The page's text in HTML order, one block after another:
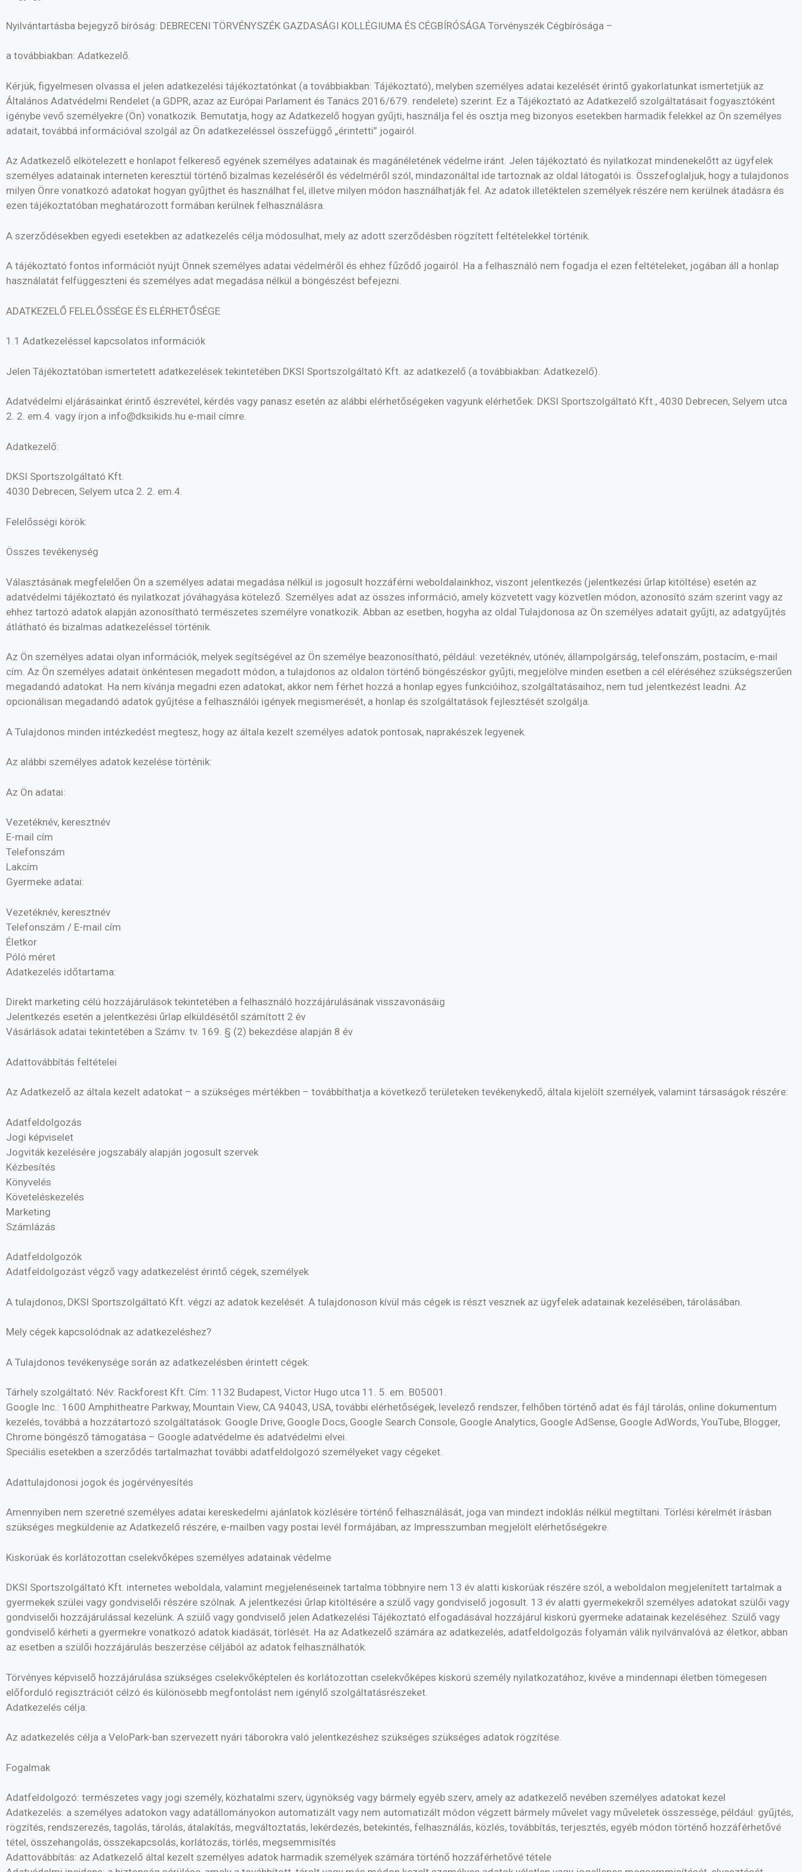
Nyilvántartásba bejegyző bíróság: DEBRECENI TÖRVÉNYSZÉK GAZDASÁGI KOLLÉGIUMA ÉS CÉGBÍRÓSÁGA Törvényszék Cégbírósága –
a továbbiakban: Adatkezelő.
Kérjük, figyelmesen olvassa el jelen adatkezelési tájékoztatónkat (a továbbiakban: Tájékoztató), melyben személyes adatai kezelését érintő gyakorlatunkat ismertetjük az
Általános Adatvédelmi Rendelet (a GDPR, azaz az Európai Parlament és Tanács 2016/679. rendelete) szerint. Ez a Tájékoztató az Adatkezelő szolgáltatásait fogyasztóként
igénybe vevő személyekre (Ön) vonatkozik. Bemutatja, hogy az Adatkezelő hogyan gyűjti, használja fel és osztja meg bizonyos esetekben harmadik felekkel az Ön személyes
adatait, továbbá információval szolgál az Ön adatkezeléssel összefüggő „érintetti” jogairól.
Az Adatkezelő elkötelezett e honlapot felkereső egyének személyes adatainak és magánéletének védelme iránt. Jelen tájékoztató és nyilatkozat mindenekelőtt az ügyfelek
személyes adatainak interneten keresztül történő bizalmas kezeléséről és védelméről szól, mindazonáltal ide tartoznak az oldal látogatói is. Összefoglaljuk, hogy a tulajdonos
milyen Önre vonatkozó adatokat hogyan gyűjthet és használhat fel, illetve milyen módon használhatják fel. Az adatok illetéktelen személyek részére nem kerülnek átadásra és
ezen tájékoztatóban meghatározott formában kerülnek felhasználásra.
A szerződésekben egyedi esetekben az adatkezelés célja módosulhat, mely az adott szerződésben rögzített feltételekkel történik.
A tájékoztató fontos információt nyújt Önnek személyes adatai védelméről és ehhez fűződő jogairól. Ha a felhasználó nem fogadja el ezen feltételeket, jogában áll a honlap
használatát felfüggeszteni és személyes adat megadása nélkül a böngészést befejezni.
ADATKEZELŐ FELELŐSSÉGE ÉS ELÉRHETŐSÉGE
1.1 Adatkezeléssel kapcsolatos információk
Jelen Tájékoztatóban ismertetett adatkezelések tekintetében DKSI Sportszolgáltató Kft. az adatkezelő (a továbbiakban: Adatkezelő).
Adatvédelmi eljárásainkat érintő észrevétel, kérdés vagy panasz esetén az alábbi elérhetőségeken vagyunk elérhetőek: DKSI Sportszolgáltató Kft., 4030 Debrecen, Selyem utca
2. 2. em.4. vagy írjon a info@dksikids.hu e-mail címre.
Adatkezelő:
DKSI Sportszolgáltató Kft.
4030 Debrecen, Selyem utca 2. 2. em.4.
Felelősségi körök:
Összes tevékenység
Választásának megfelelően Ön a személyes adatai megadása nélkül is jogosult hozzáférni weboldalainkhoz, viszont jelentkezés (jelentkezési űrlap kitöltése) esetén az
adatvédelmi tájékoztató és nyilatkozat jóváhagyása kötelező. Személyes adat az összes információ, amely közvetett vagy közvetlen módon, azonosító szám szerint vagy az
ehhez tartozó adatok alapján azonosítható természetes személyre vonatkozik. Abban az esetben, hogyha az oldal Tulajdonosa az Ön személyes adatait gyűjti, az adatgyűjtés
átlátható és bizalmas adatkezeléssel történik.
Az Ön személyes adatai olyan információk, melyek segítségével az Ön személye beazonosítható, például: vezetéknév, utónév, állampolgárság, telefonszám, postacím, e-mail
cím. Az Ön személyes adatait önkéntesen megadott módon, a tulajdonos az oldalon történő böngészéskor gyűjti, megjelölve minden esetben a cél eléréséhez szükségszerűen
megadandó adatokat. Ha nem kívánja megadni ezen adatokat, akkor nem férhet hozzá a honlap egyes funkcióihoz, szolgáltatásaihoz, nem tud jelentkezést leadni. Az
opcionálisan megadandó adatok gyűjtése a felhasználói igények megismerését, a honlap és szolgáltatások fejlesztését szolgálja.
A Tulajdonos minden intézkedést megtesz, hogy az általa kezelt személyes adatok pontosak, naprakészek legyenek.
Az alábbi személyes adatok kezelése történik:
Az Ön adatai:
Vezetéknév, keresztnév
E-mail cím
Telefonszám
Lakcím
Gyermeke adatai:
Vezetéknév, keresztnév
Telefonszám / E-mail cím
Életkor
Póló méret
Adatkezelés időtartama:
Direkt marketing célú hozzájárulások tekintetében a felhasználó hozzájárulásának visszavonásáig
Jelentkezés esetén a jelentkezési űrlap elküldésétől számított 2 év
Vásárlások adatai tekintetében a Számv. tv. 169. § (2) bekezdése alapján 8 év
Adattovábbítás feltételei
Az Adatkezelő az általa kezelt adatokat – a szükséges mértékben – továbbíthatja a következő területeken tevékenykedő, általa kijelölt személyek, valamint társaságok részére:
Adatfeldolgozás
Jogi képviselet
Jogviták kezelésére jogszabály alapján jogosult szervek
Kézbesítés
Könyvelés
Követeléskezelés
Marketing
Számlázás
Adatfeldolgozók
Adatfeldolgozást végző vagy adatkezelést érintő cégek, személyek
A tulajdonos, DKSI Sportszolgáltató Kft. végzi az adatok kezelését. A tulajdonoson kívül más cégek is részt vesznek az ügyfelek adatainak kezelésében, tárolásában.
Mely cégek kapcsolódnak az adatkezeléshez?
A Tulajdonos tevékenysége során az adatkezelésben érintett cégek:
Tárhely szolgáltató: Név: Rackforest Kft. Cím: 1132 Budapest, Victor Hugo utca 11. 5. em. B05001.
Google Inc.: 1600 Amphitheatre Parkway, Mountain View, CA 94043, USA, további elérhetőségek, levelező rendszer, felhőben történő adat és fájl tárolás, online dokumentum
kezelés, továbbá a hozzátartozó szolgáltatások: Google Drive, Google Docs, Google Search Console, Google Analytics, Google AdSense, Google AdWords, YouTube, Blogger,
Chrome böngésző támogatása – Google adatvédelme és adatvédelmi elvei.
Speciális esetekben a szerződés tartalmazhat további adatfeldolgozó személyeket vagy cégeket.
Adattulajdonosi jogok és jogérvényesítés
Amennyiben nem szeretné személyes adatai kereskedelmi ajánlatok közlésére történő felhasználását, joga van mindezt indoklás nélkül megtiltani. Törlési kérelmét írásban
szükséges megküldenie az Adatkezelő részére, e-mailben vagy postai levél formájában, az Impresszumban megjelölt elérhetőségekre.
Kiskorúak és korlátozottan cselekvőképes személyes adatainak védelme
DKSI Sportszolgáltató Kft. internetes weboldala, valamint megjelenéseinek tartalma többnyire nem 13 év alatti kiskorúak részére szól, a weboldalon megjelenített tartalmak a
gyermekek szülei vagy gondviselői részére szólnak. A jelentkezési űrlap kitöltésére a szülő vagy gondviselő jogosult. 13 év alatti gyermekekről személyes adatokat szülői vagy
gondviselői hozzájárulással kezelünk. A szülő vagy gondviselő jelen Adatkezelési Tájékoztató elfogadásával hozzájárul kiskorú gyermeke adatainak kezeléséhez. Szülő vagy
gondviselő kérheti a gyermekre vonatkozó adatok kiadását, törlését. Ha az Adatkezelő számára az adatkezelés, adatfeldolgozás folyamán válik nyilvánvalóvá az életkor, abban
az esetben a szülői hozzájárulás beszerzése céljából az adatok felhasználhatók.
Törvényes képviselő hozzájárulása szükséges cselekvőképtelen és korlátozottan cselekvőképes kiskorú személy nyilatkozatához, kivéve a mindennapi életben tömegesen
előforduló regisztrációt célzó és különösebb megfontolást nem igénylő szolgáltatásrészeket.
Adatkezelés célja:
Az adatkezelés célja a VeloPark-ban szervezett nyári táborokra való jelentkezéshez szükséges szükséges adatok rögzítése.
Fogalmak
Adatfeldolgozó: természetes vagy jogi személy, közhatalmi szerv, ügynökség vagy bármely egyéb szerv, amely az adatkezelő nevében személyes adatokat kezel
Adatkezelés: a személyes adatokon vagy adatállományokon automatizált vagy nem automatizált módon végzett bármely művelet vagy műveletek összessége, például: gyűjtés,
rögzítés, rendszerezés, tagolás, tárolás, átalakítás, megváltoztatás, lekérdezés, betekintés, felhasználás, közlés, továbbítás, terjesztés, egyéb módon történő hozzáférhetővé
tétel, összehangolás, összekapcsolás, korlátozás, törlés, megsemmisítés
Adattovábbítás: az Adatkezelő által kezelt személyes adatok harmadik személyek számára történő hozzáférhetővé tétele